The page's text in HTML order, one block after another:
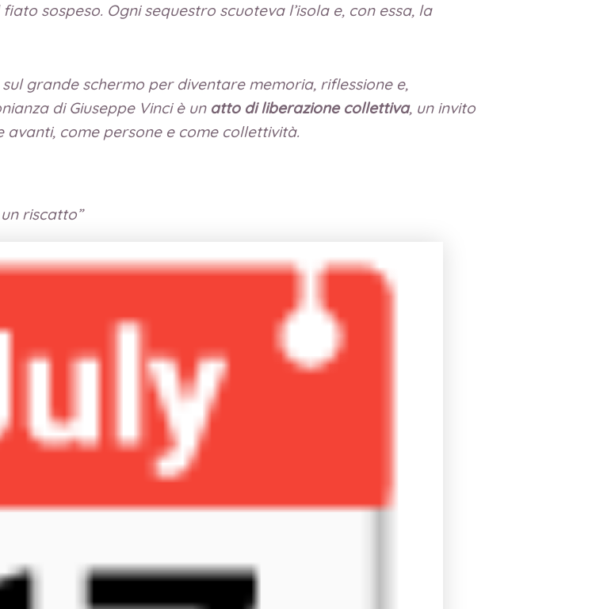
sospeso. Ogni sequestro scuoteva l’isola e, con essa, la
grande schermo per diventare memoria, riflessione e,
di Giuseppe Vinci è un atto di liberazione collettiva, un invito
come persone e come collettività.
riscatto”